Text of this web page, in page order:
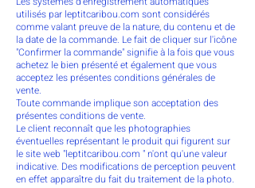
utilisés par leptitcaribou.com sont considérés
comme valant preuve de la nature, du contenu et de
la date de la commande. Le fait de cliquer sur l'icône
"Confirmer la commande" signifie à la fois que vous
achetez le bien présenté et également que vous
acceptez les présentes conditions générales de
vente.
Toute commande implique son acceptation des
présentes conditions de vente.
Le client reconnaît que les photographies
éventuelles représentant le produit qui figurent sur
le site web "leptitcaribou.com " n'ont qu'une valeur
indicative. Des modifications de perception peuvent
en effet apparaître du fait du traitement de la photo.